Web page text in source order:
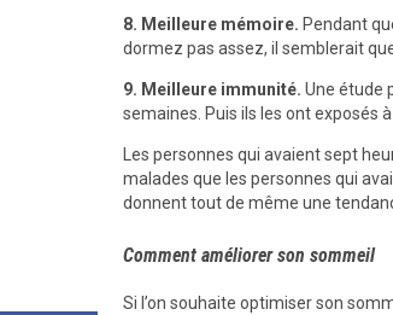
8. Meilleure mémoire. Pendant
dormez pas assez, il semblerait
9. Meilleure immunité. Une étude
semaines. Puis ils les ont exposés
Les personnes qui avaient sept
malades que les personnes qui
donnent tout de même une
Comment améliorer son sommeil
Si l’on souhaite optimiser son